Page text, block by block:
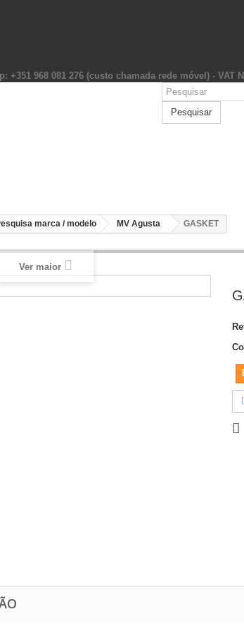
+351 968 081 276 (custo chamada rede móvel) - VAT
Pesquisar
marca / modelo MV Agusta GASKET
Ver maior